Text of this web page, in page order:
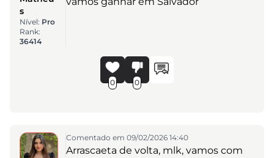
s
Nível: Pro
Rank:
36414
0 0
Comentado em 09/02/2026 14:40
Arrascaeta de volta, mlk, vamos com